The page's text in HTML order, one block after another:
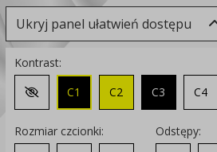
Ukryj panel ułatwień dostępu
Kontrast:
Zmień kontrast na domyślny
C1 C2 C3 C4
Rozmiar czcionki:
Odstępy: